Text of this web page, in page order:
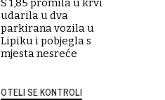
S 1,85 promila u krvi
udarila u dva
parkirana vozila u
Lipiku i pobjegla s
mjesta nesreće
OTELI SE KONTROLI